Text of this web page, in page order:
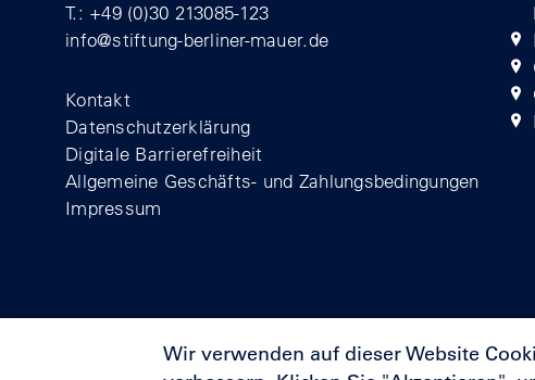
T.: +49 (0)30 213085-123
info@stiftung-berliner-mauer.de
Kontakt
Datenschutzerklärung
Digitale Barrierefreiheit
Allgemeine Geschäfts- und Zahlungsbedingungen
Impressum
Wir verwenden auf dieser Website